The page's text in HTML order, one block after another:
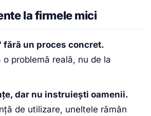
la firmele mici
fără un proces concret.
o problemă reală, nu de la
dar nu instruiești oamenii.
de utilizare, uneltele rămân